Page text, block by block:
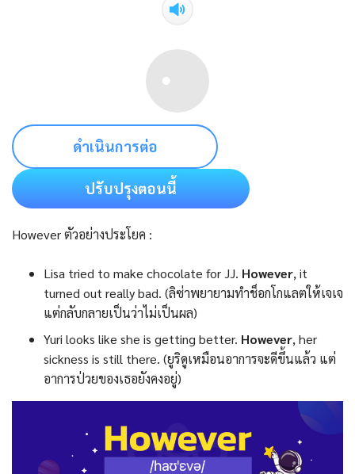
ดำเนินการต่อ
ปรับปรุงตอนนี้
However ตัวอย่างประโยค :
Lisa tried to make chocolate for JJ. However, it
turned out really bad. (ลิซ่าพยายามทำช็อกโกแลตให้เจเจ
แต่กลับกลายเป็นว่าไม่เป็นผล)
Yuri looks like she is getting better. However, her
sickness is still there. (ยูริดูเหมือนอาการจะดีขึ้นแล้ว แต่
อาการป่วยของเธอยังคงอยู่)